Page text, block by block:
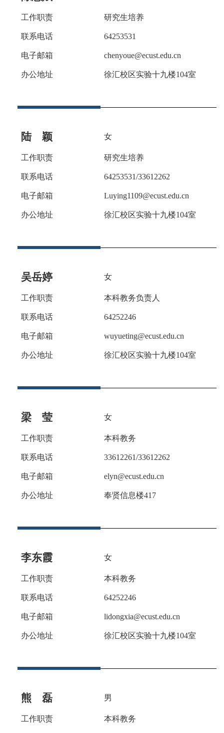
工作职责 研究生培养
联系电话 64253531
电子邮箱 chenyoue@ecust.edu.cn
办公地址 徐汇校区实验十九楼104室
陆 颖 女
工作职责 研究生培养
联系电话 64253531/33612262
电子邮箱 Luying1109@ecust.edu.cn
办公地址 徐汇校区实验十九楼104室
吴岳婷 女
工作职责 本科教务负责人
联系电话 64252246
电子邮箱 wuyueting@ecust.edu.cn
办公地址 徐汇校区实验十九楼104室
梁 莹 女
工作职责 本科教务
联系电话 33612261/33612262
电子邮箱 elyn@ecust.edu.cn
办公地址 奉贤信息楼417
李东霞 女
工作职责 本科教务
联系电话 64252246
电子邮箱 lidongxia@ecust.edu.cn
办公地址 徐汇校区实验十九楼104室
熊 磊 男
工作职责 本科教务